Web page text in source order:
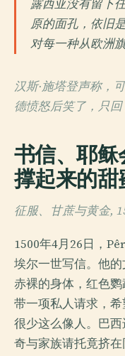
露西亚没有留下
原的面孔，依旧
对每一种从欧洲
汉斯·施塔登声称，
德愤怒后笑了，只
书信、耶
撑起来的甜
征服、甘蔗与黄金,
1500年4月26日，
埃尔一世写信。他
赤裸的身体，红色
带一项私人请求，
很少这么像人。巴
奇与家族请托竟挤在